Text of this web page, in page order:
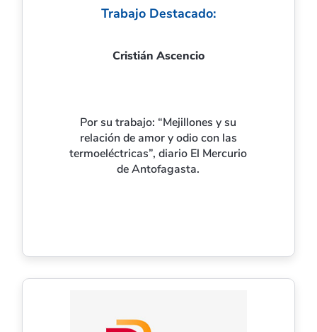
Trabajo Destacado:
Cristián Ascencio
Por su trabajo: “Mejillones y su
relación de amor y odio con las
termoeléctricas”, diario El Mercurio
de Antofagasta.